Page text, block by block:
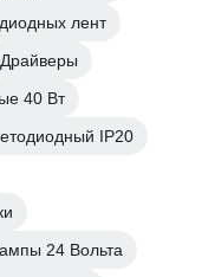
лент
Драйверы
40 Вт
IP20
24 Вольта